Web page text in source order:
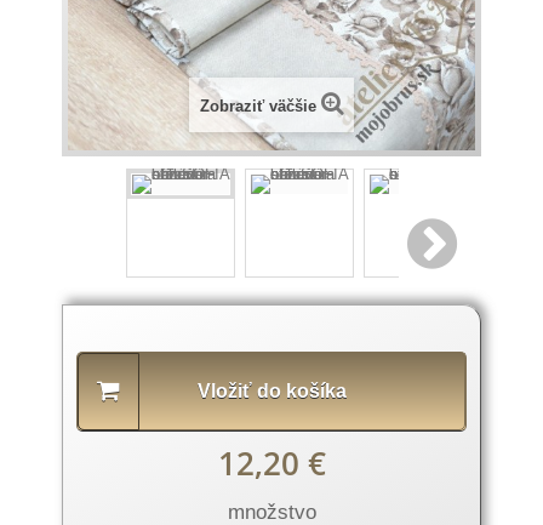
Zobraziť väčšie
Vložiť do košíka
12,20 €
množstvo
produktu